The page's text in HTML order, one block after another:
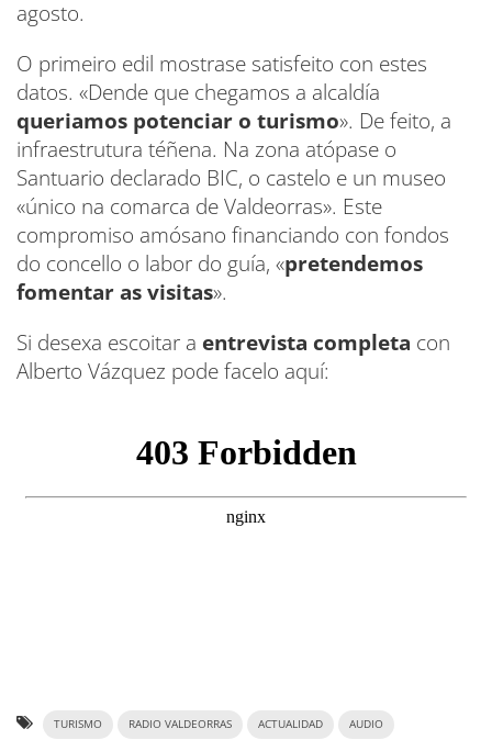
agosto.
O primeiro edil mostrase satisfeito con estes
datos. «Dende que chegamos a alcaldía
queriamos potenciar o turismo». De feito, a
infraestrutura téñena. Na zona atópase o
Santuario declarado BIC, o castelo e un museo
«único na comarca de Valdeorras». Este
compromiso amósano financiando con fondos
do concello o labor do guía, «pretendemos
fomentar as visitas».
Si desexa escoitar a entrevista completa con
Alberto Vázquez pode facelo aquí:
TURISMO RADIO VALDEORRAS ACTUALIDAD AUDIO